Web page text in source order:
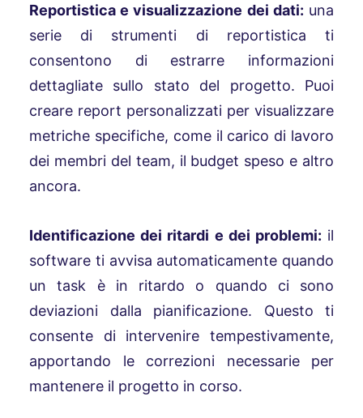
Reportistica e visualizzazione dei dati: una
serie di strumenti di reportistica ti
consentono di estrarre informazioni
dettagliate sullo stato del progetto. Puoi
creare report personalizzati per visualizzare
metriche specifiche, come il carico di lavoro
dei membri del team, il budget speso e altro
ancora.
Identificazione dei ritardi e dei problemi: il
software ti avvisa automaticamente quando
un task è in ritardo o quando ci sono
deviazioni dalla pianificazione. Questo ti
consente di intervenire tempestivamente,
apportando le correzioni necessarie per
mantenere il progetto in corso.